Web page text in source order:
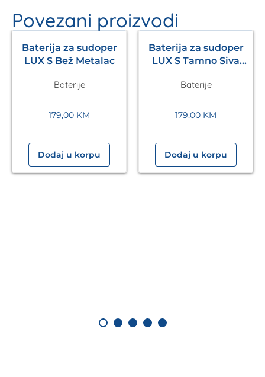
Povezani proizvodi
Baterija za sudoper
LUX S Bež Metalac
Baterije
179,00 KM
Dodaj u korpu
Baterija za sudoper
LUX S Tamno Siva
Baterije
179,00 KM
Dodaj u korpu